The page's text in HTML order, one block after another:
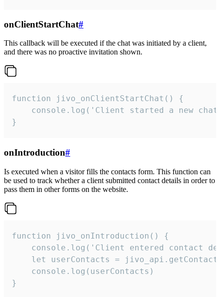
onClientStartChat#
This callback will be executed if the chat was initiated by a client,
and there was no proactive invitation shown.
function jivo_onClientStartChat() {
console.log('Client started a new
}
onIntroduction#
Is executed when a visitor fills the contacts form. This function can
be used to track whether a client submitted contact details in order to
pass them in other forms on the website.
function jivo_onIntroduction() {
console.log('Client entered contact
let userContacts =
    console.log(userContacts)
}